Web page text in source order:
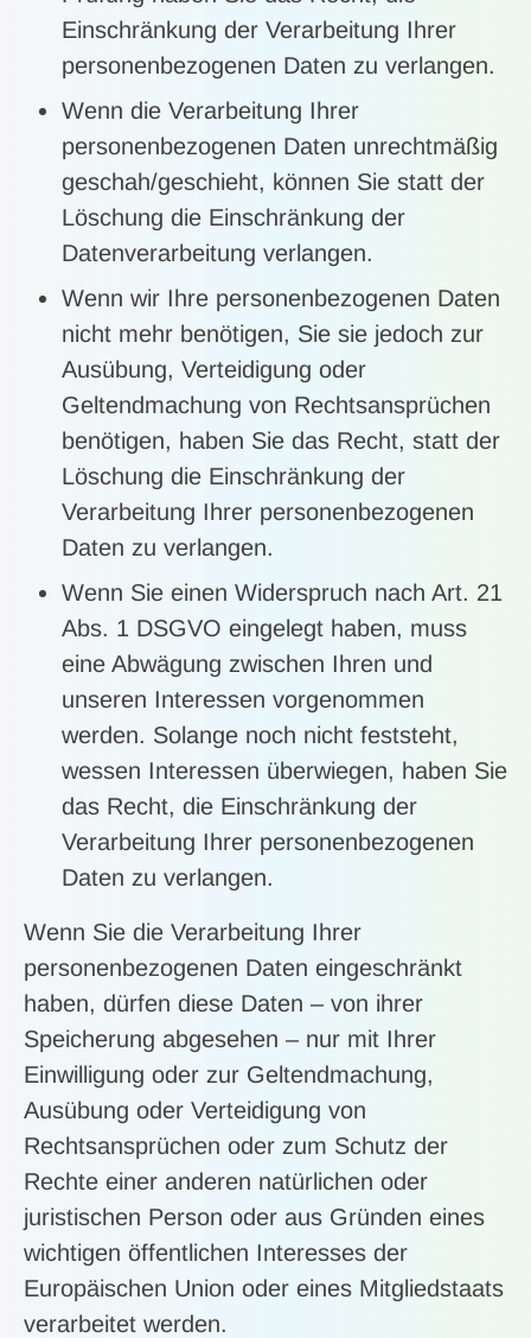
Einschränkung der Verarbeitung Ihrer
personenbezogenen Daten zu verlangen.
Wenn die Verarbeitung Ihrer
personenbezogenen Daten unrechtmäßig
geschah/geschieht, können Sie statt der
Löschung die Einschränkung der
Datenverarbeitung verlangen.
Wenn wir Ihre personenbezogenen Daten
nicht mehr benötigen, Sie sie jedoch zur
Ausübung, Verteidigung oder
Geltendmachung von Rechtsansprüchen
benötigen, haben Sie das Recht, statt der
Löschung die Einschränkung der
Verarbeitung Ihrer personenbezogenen
Daten zu verlangen.
Wenn Sie einen Widerspruch nach Art. 21
Abs. 1 DSGVO eingelegt haben, muss
eine Abwägung zwischen Ihren und
unseren Interessen vorgenommen
werden. Solange noch nicht feststeht,
wessen Interessen überwiegen, haben Sie
das Recht, die Einschränkung der
Verarbeitung Ihrer personenbezogenen
Daten zu verlangen.
Wenn Sie die Verarbeitung Ihrer
personenbezogenen Daten eingeschränkt
haben, dürfen diese Daten – von ihrer
Speicherung abgesehen – nur mit Ihrer
Einwilligung oder zur Geltendmachung,
Ausübung oder Verteidigung von
Rechtsansprüchen oder zum Schutz der
Rechte einer anderen natürlichen oder
juristischen Person oder aus Gründen eines
wichtigen öffentlichen Interesses der
Europäischen Union oder eines Mitgliedstaats
verarbeitet werden.